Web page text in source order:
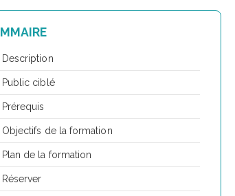
Description
Public ciblé
Prérequis
Objectifs de la formation
Plan de la formation
Réserver